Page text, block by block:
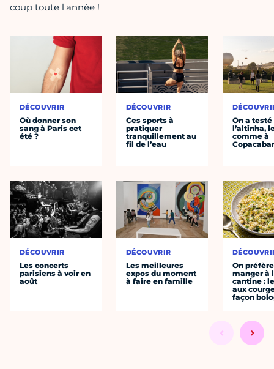
coup toute l'année !
DÉCOUVRIR
Où donner son
sang à Paris cet
été ?
DÉCOUVRIR
Les concerts
parisiens à voir en
août
DÉCOUVRIR
Ces sports à
pratiquer
tranquillement au
fil de l’eau
DÉCOUVRIR
Les meilleures
expos du moment
à faire en famille
On a testé
l’altinha,
comme à
On préfère
manger à
cantine :
aux
façon